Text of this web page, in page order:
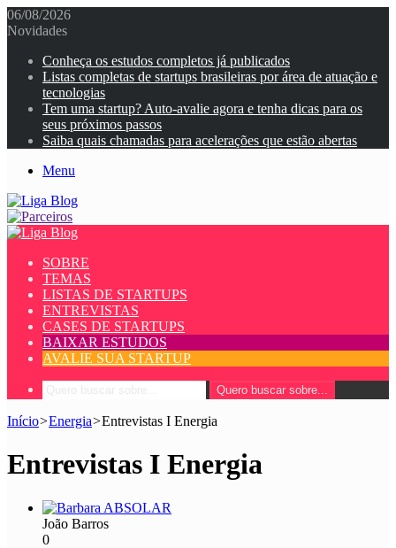
06/08/2026
Novidades
Conheça os estudos completos já publicados
Listas completas de startups brasileiras por área de atuação e
tecnologias
Tem uma startup? Auto-avalie agora e tenha dicas para os
seus próximos passos
Saiba quais chamadas para acelerações que estão abertas
Menu
SOBRE
TEMAS
LISTAS DE STARTUPS
ENTREVISTAS
CASES DE STARTUPS
BAIXAR ESTUDOS
AVALIE SUA STARTUP
Quero buscar sobre...
Início>Energia>Entrevistas I Energia
Entrevistas I Energia
João Barros
0